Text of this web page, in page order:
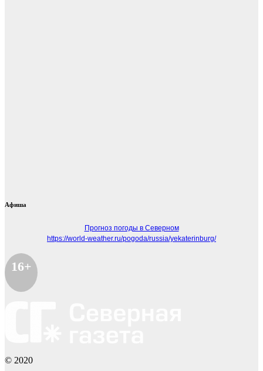
Афиша
Прогноз погоды в Северном
https://world-weather.ru/pogoda/russia/yekaterinburg/
16+
© 2020